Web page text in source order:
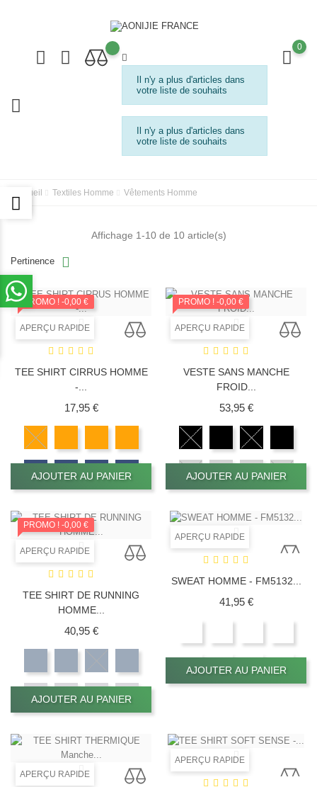
Il n'y a plus d'articles dans
votre liste de souhaits
Il n'y a plus d'articles dans
votre liste de souhaits
0
Accueil Textiles Homme Vêtements Homme
Pertinence
Affichage 1-10 de 10 article(s)
APERÇU RAPIDE
PROMO ! -0,00 €
TEE SHIRT CIRRUS HOMME
-...
17,95 €Prix
AJOUTER AU PANIER
APERÇU RAPIDE
PROMO ! -0,00 €
VESTE SANS MANCHE
FROID...
53,95 €Prix
AJOUTER AU PANIER
APERÇU RAPIDE
PROMO ! -0,00 €
TEE SHIRT DE RUNNING
HOMME...
40,95 €Prix
AJOUTER AU PANIER
APERÇU RAPIDE
SWEAT HOMME - FM5132...
41,95 €Prix
AJOUTER AU PANIER
APERÇU RAPIDE
APERÇU RAPIDE